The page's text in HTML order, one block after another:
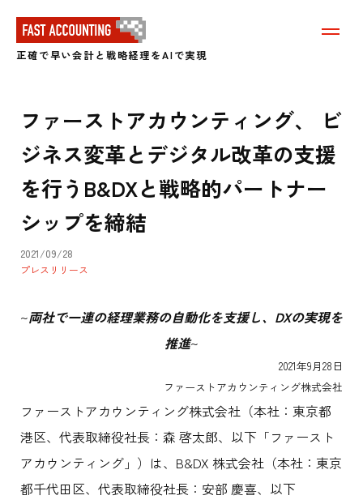
正確で早い会計と戦略経理をAIで実現
メ
表
示
る
ファーストアカウンティング、 ビ
ジネス変革とデジタル改革の支援
を行うB&DXと戦略的パートナー
シップを締結
2021/09/28
プレスリリース
~両社で一連の経理業務の自動化を支援し、DXの実現を
推進~
2021年9月28日
ファーストアカウンティング株式会社
ファーストアカウンティング株式会社（本社：東京都
港区、代表取締役社長：森 啓太郎、以下「ファースト
アカウンティング」）は、B&DX 株式会社（本社：東京
都千代田区、代表取締役社長：安部 慶喜、以下